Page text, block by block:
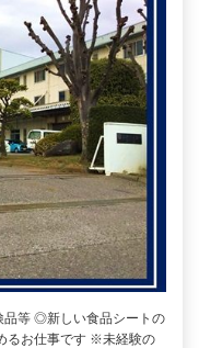
等 ◎新しい食品シートの
るお仕事です ※未経験の